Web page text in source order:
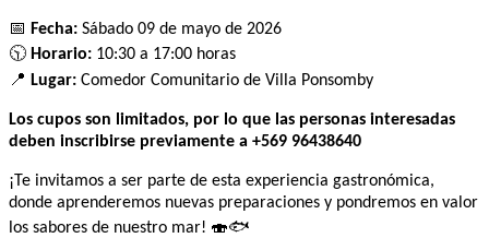
📅 Fecha: Sábado 09 de mayo de 2026
🕥 Horario: 10:30 a 17:00 horas
📍 Lugar: Comedor Comunitario de Villa Ponsomby
Los cupos son limitados, por lo que las personas interesadas
deben inscribirse previamente a +569 96438640
¡Te invitamos a ser parte de esta experiencia gastronómica,
donde aprenderemos nuevas preparaciones y pondremos en valor
los sabores de nuestro mar! 🍣🐟